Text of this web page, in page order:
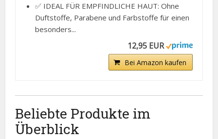
✅ IDEAL FÜR EMPFINDLICHE HAUT: Ohne
Duftstoffe, Parabene und Farbstoffe für einen
besonders...
12,95 EUR
Bei Amazon kaufen
Beliebte Produkte im
Überblick